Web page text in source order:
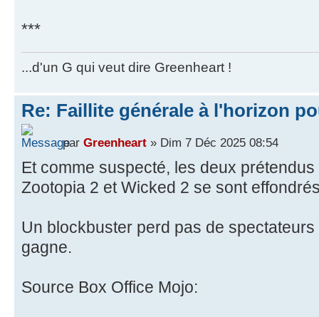
***
...d'un G qui veut dire Greenheart !
Re: Faillite générale à l'horizon
par Greenheart » Dim 7 Déc 2025 08:54
Et comme suspecté, les deux
Zootopia 2 et Wicked 2 se sont
Un blockbuster perd pas de
gagne.
Source Box Office Mojo: